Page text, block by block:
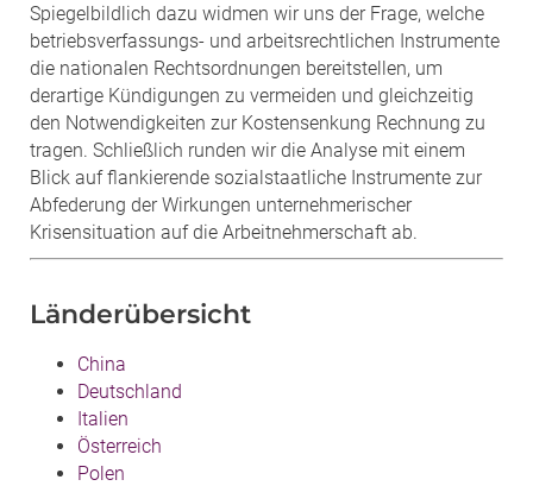
Spiegelbildlich dazu widmen wir uns der Frage, welche
betriebsverfassungs- und arbeitsrechtlichen Instrumente
die nationalen Rechtsordnungen bereitstellen, um
derartige Kündigungen zu vermeiden und gleichzeitig
den Notwendigkeiten zur Kostensenkung Rechnung zu
tragen. Schließlich runden wir die Analyse mit einem
Blick auf flankierende sozialstaatliche Instrumente zur
Abfederung der Wirkungen unternehmerischer
Krisensituation auf die Arbeitnehmerschaft ab.
Länderübersicht
China
Deutschland
Italien
Österreich
Polen